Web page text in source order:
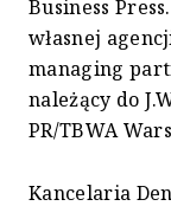
Business
własnej
managing
należący do
PR/TBWA
Kancelaria